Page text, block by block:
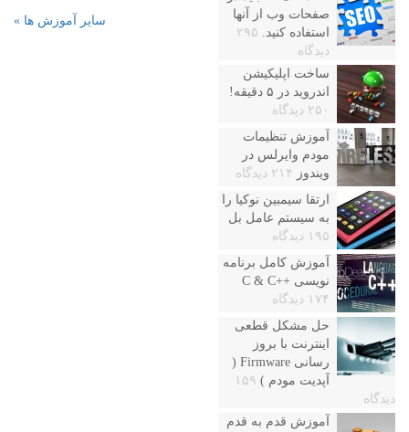
صفحات وب از آنها
استفاده کنید. ۲۹۵
دیدگاه
ساخت اپلیکیشن
اندروید در ۵ دقیقه!
۲۵۰ دیدگاه
آموزش تنظیمات
مودم وایرلس در
ویندوز
۲۱۴ دیدگاه
ارتقا سیمبین نوکیا را
به سیستم عامل بل
۱۹۵ دیدگاه
آموزش کامل برنامه
نویسی ++C & C
۱۷۴ دیدگاه
حل مشکل قطعی
اینترنت با بروز
رسانی Firmware (
آپدیت مودم ) ۱۵۹
دیدگاه
آموزش قدم به قدم
سایر آموزش ها »